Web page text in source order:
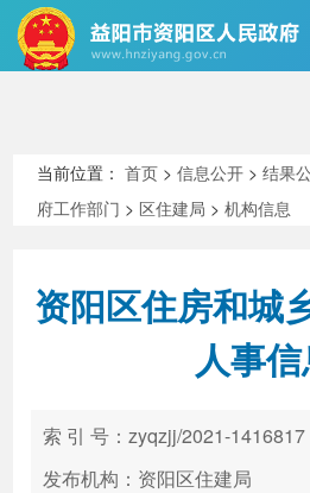
新闻中心
政务服务
当前位置：首页 >信息公开 >结果
府工作部门 > 区住建局 >机构信息
资阳区住房和城
人事
索 引 号：zyqzjj/2021-1416817
发布机构：资阳区住建局